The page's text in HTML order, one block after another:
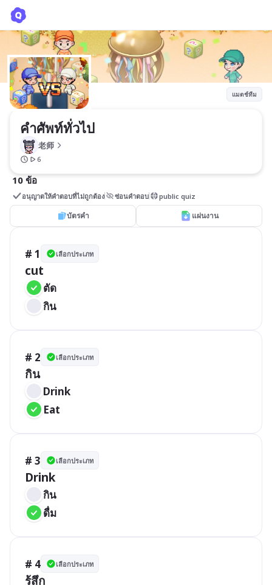
แมตช์ทีม
คำศัพท์ทั่วไป
老师
6
10 ข้อ
อนุญาตให้คำตอบที่ไม่ถูกต้อง ซ่อนคำตอบ public quiz
บัตรคำ แผ่นงาน
# 1 เลือกประเภท
cut
ตัด
กิน
# 2 เลือกประเภท
กิน
Drink
Eat
# 3 เลือกประเภท
Drink
กิน
ดื่ม
# 4 เลือกประเภท
รู้สึก